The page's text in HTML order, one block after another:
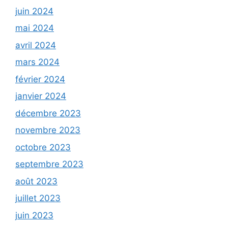
juin 2024
mai 2024
avril 2024
mars 2024
février 2024
janvier 2024
décembre 2023
novembre 2023
octobre 2023
septembre 2023
août 2023
juillet 2023
juin 2023